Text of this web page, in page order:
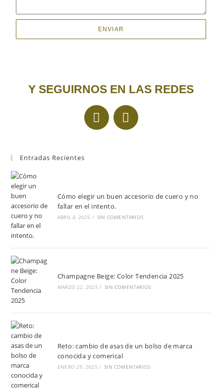
ENVIAR
Y SEGUIRNOS EN LAS REDES
Entradas Recientes
Cómo elegir un buen accesorio de cuero y no
fallar en el intento.
ABRIL 4, 2025 / SIN COMENTARIOS
Champagne Beige: Color Tendencia 2025
MARZO 22, 2025 / SIN COMENTARIOS
Reto: cambio de asas de un bolso de marca
conocida y comerical
ENERO 29, 2025 / SIN COMENTARIOS